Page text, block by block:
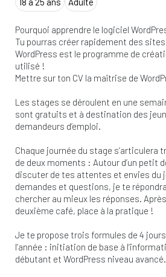
Pourquoi apprendre le logiciel
Tu pourras créer rapidement des
WordPress est le programme de
utilisé !
Mettre sur ton CV la maîtrise de
Les stages se déroulent en une
sont gratuits et à destination des
demandeurs d’emploi.
Chaque journée du stage s’articulera
de deux moments : Autour d’un petit
discuter de tes attentes et envies du
demandes et questions, je te
chercher au mieux les réponses.
deuxième café, place à la pratique !
Je te propose trois formules de 4
l’année : initiation de base à
débutant et WordPress niveau avancé.